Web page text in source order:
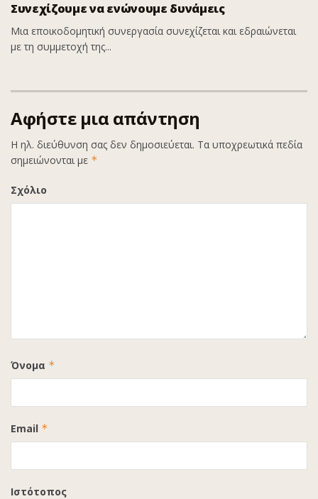
Συνεχίζουμε να ενώνουμε δυνάμεις
Μια εποικοδομητική συνεργασία συνεχίζεται και εδραιώνεται
με τη συμμετοχή της...
Αφήστε μια απάντηση
Η ηλ. διεύθυνση σας δεν δημοσιεύεται. Τα υποχρεωτικά πεδία
σημειώνονται με *
Σχόλιο
Όνομα *
Email *
Ιστότοπος